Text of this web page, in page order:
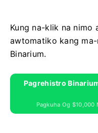
Kung na-klik na nimo
awtomatiko kang
Binarium.
Pagrehistro
Pagkuha Og $10,000